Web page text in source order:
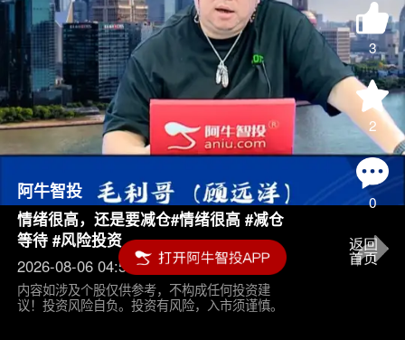
3
2
0
阿牛智投
情绪很高，还是要减仓#情绪很高 #减仓
等待 #风险投资
2026-08-06 04:55
内容如涉及个股仅供参考，不构成任何投资建
议！投资风险自负。投资有风险，入市须谨慎。